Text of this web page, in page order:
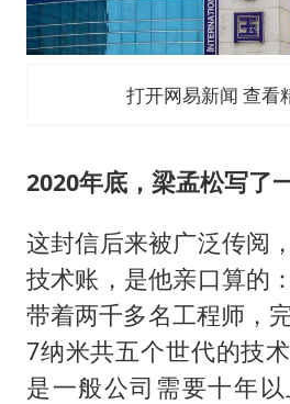
打开网易新闻 查看
2020年底，梁孟松写了
这封信后来被广泛传阅
技术账，是他亲口算的
带着两千多名工程师，
7纳米共五个世代的技
是一般公司需要十年